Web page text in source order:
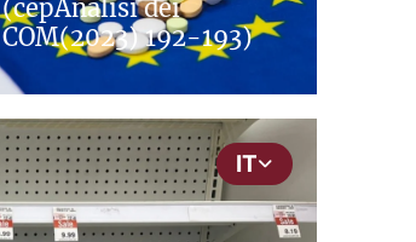
(cepAnalisi dei
COM(2023) 192-193)
IT